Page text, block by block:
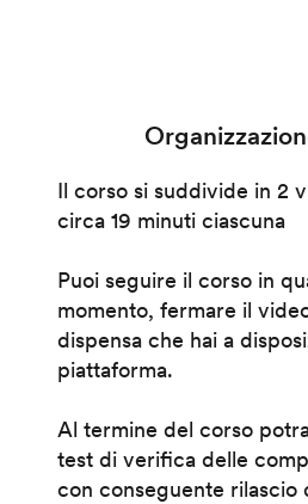
Il corso si suddivide in 2
circa 19 minuti ciascuna
Puoi seguire il corso in
momento, fermare il
dispensa che hai a
piattaforma.
Al termine del corso
test di verifica delle
con conseguente rilascio